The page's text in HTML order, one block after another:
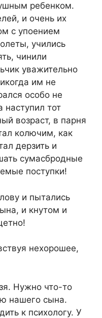
ребенком.
и очень их
с упоением
учились
чинили
уважительно
им не
особо не
наступил тот
возраст, в парня
колючим, как
дерзить и
сумасбродные
поступки!
и пытались
и кнутом и
нехорошее,
Нужно что-то
нашего сына.
к психологу. У